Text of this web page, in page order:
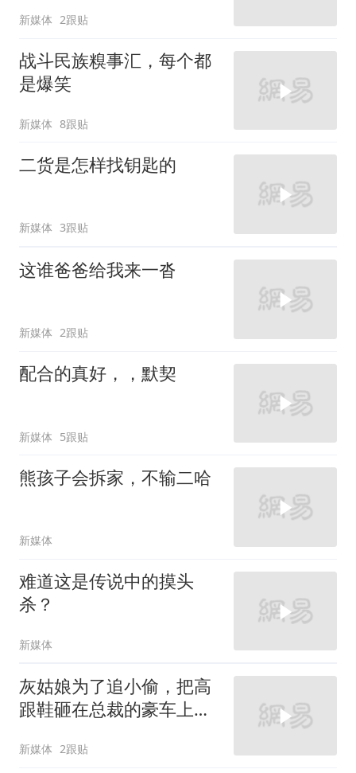
新媒体 2跟贴
战斗民族糗事汇，每个都
是爆笑
新媒体 8跟贴
二货是怎样找钥匙的
新媒体 3跟贴
这谁爸爸给我来一沓
新媒体 2跟贴
配合的真好，，默契
新媒体 5跟贴
熊孩子会拆家，不输二哈
新媒体
难道这是传说中的摸头
杀？
新媒体
灰姑娘为了追小偷，把高
跟鞋砸在总裁的豪车上，
新媒体 2跟贴